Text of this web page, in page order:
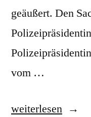
geäußert. Den
vom …
„Pressemitteilung
weiterlesen